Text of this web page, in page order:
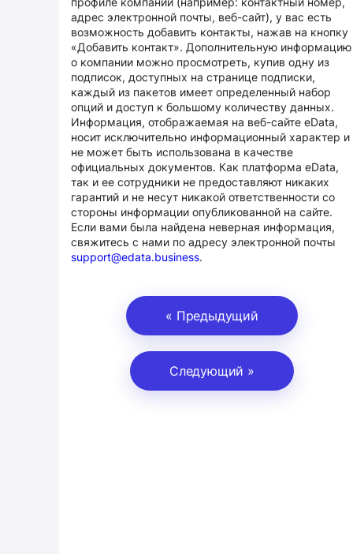
адрес электронной почты, веб-сайт), у вас есть
возможность добавить контакты, нажав на кнопку
«Добавить контакт». Дополнительную информацию
о компании можно просмотреть, купив одну из
подписок, доступных на странице подписки,
каждый из пакетов имеет определенный набор
опций и доступ к большому количеству данных.
Информация, отображаемая на веб-сайте eData,
носит исключительно информационный характер и
не может быть использована в качестве
официальных документов. Как платформа eData,
так и ее сотрудники не предоставляют никаких
гарантий и не несут никакой ответственности со
стороны информации опубликованной на сайте.
Если вами была найдена неверная информация,
свяжитесь с нами по адресу электронной почты
support@edata.business.
« Предыдущий
Следующий »